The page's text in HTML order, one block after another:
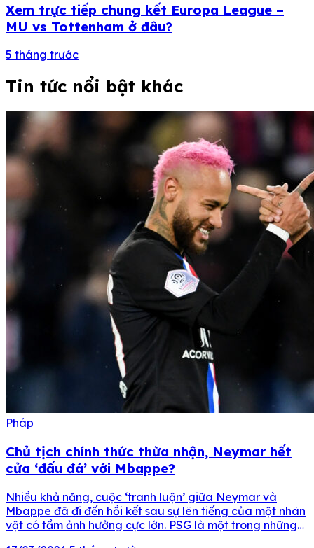
Xem trực tiếp chung kết Europa League –
MU vs Tottenham ở đâu?
5 tháng trước
Tin tức nổi bật khác
Pháp
Chủ tịch chính thức thừa nhận, Neymar hết
cửa ‘đấu đá’ với Mbappe?
Nhiều khả năng, cuộc ‘tranh luận’ giữa Neymar và
Mbappe đã đi đến hồi kết sau sự lên tiếng của một nhân
vật có tầm ảnh hưởng cực lớn. PSG là một trong những